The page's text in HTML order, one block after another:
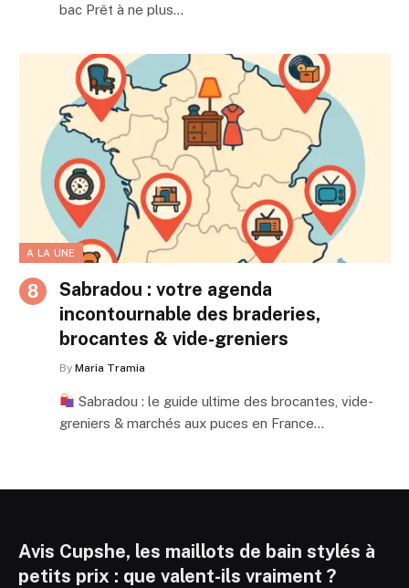
bac Prêt à ne plus…
A LA UNE
Sabradou : votre agenda
incontournable des braderies,
brocantes & vide-greniers
By Maria Tramia
Sabradou : le guide ultime des brocantes, vide-
greniers & marchés aux puces en France…
Avis Cupshe, les maillots de bain stylés à
petits prix : que valent-ils vraiment ?